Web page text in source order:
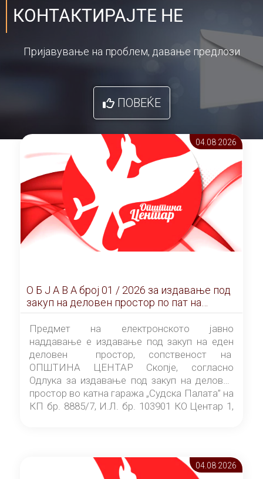
КОНТАКТИРАЈТЕ НЕ
Пријавување на проблем, давање предлози
ПОВЕЌЕ
04.08 2026
О Б Ј А В А брoj 01 / 2026 за издавање под
закуп на деловен простор по пат на
ЕЛЕКТРОНСКО ЈАВНО НАДДАВАЊЕ
Предмет на електронското јавно
наддавање е издавање под закуп на еден
деловен простор, сопственост на
ОПШТИНА ЦЕНТАР Скопје, согласно
Одлука за издавање под закуп на деловен
простор во катна гаража „Судска Палата” на
КП бр. 8885/7, И.Л. бр. 103901 КО Центар 1,
Скопје” број 9/2026), за времетраење од 3
(три) години од денот на потпишувањето на
04.08 2026